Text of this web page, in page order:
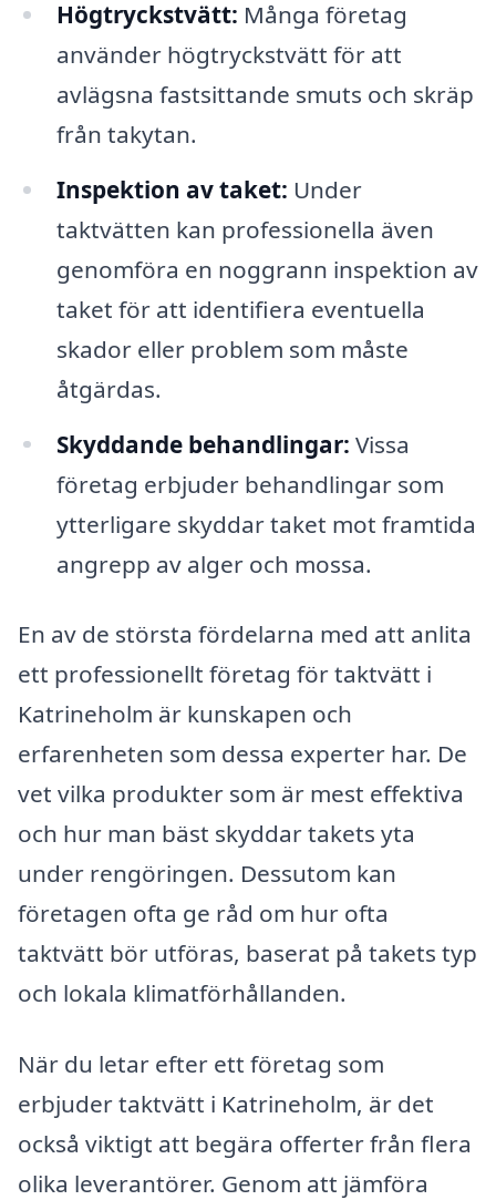
Högtryckstvätt: Många företag
använder högtryckstvätt för att
avlägsna fastsittande smuts och skräp
från takytan.
Inspektion av taket: Under
taktvätten kan professionella även
genomföra en noggrann inspektion av
taket för att identifiera eventuella
skador eller problem som måste
åtgärdas.
Skyddande behandlingar: Vissa
företag erbjuder behandlingar som
ytterligare skyddar taket mot framtida
angrepp av alger och mossa.
En av de största fördelarna med att anlita
ett professionellt företag för taktvätt i
Katrineholm är kunskapen och
erfarenheten som dessa experter har. De
vet vilka produkter som är mest effektiva
och hur man bäst skyddar takets yta
under rengöringen. Dessutom kan
företagen ofta ge råd om hur ofta
taktvätt bör utföras, baserat på takets typ
och lokala klimatförhållanden.
När du letar efter ett företag som
erbjuder taktvätt i Katrineholm, är det
också viktigt att begära offerter från flera
olika leverantörer. Genom att jämföra